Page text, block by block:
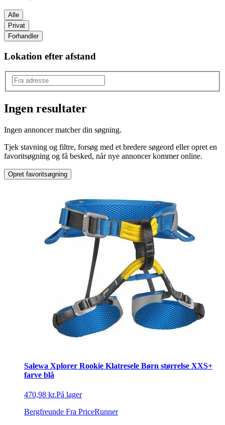
Alle
Privat
Forhandler
Lokation efter afstand
Beklædning
Type:
Hjelme
Ingen resultater
Ingen annoncer matcher din søgning.
Tjek stavning og filtre, forsøg med et bredere søgeord eller opret en
favoritsøgning og få besked, når nye annoncer kommer online.
Opret favoritsøgning
Salewa Xplorer Rookie Klatresele Børn størrelse XXS+
farve blå
470,98 kr.På lager
Bergfreunde Fra PriceRunner